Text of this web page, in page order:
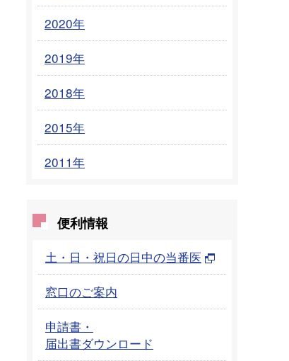
2020年
2019年
2018年
2015年
2011年
便利情報
土・日・祝日の日中の当番医
窓口のご案内
申請書・
届出書ダウンロード